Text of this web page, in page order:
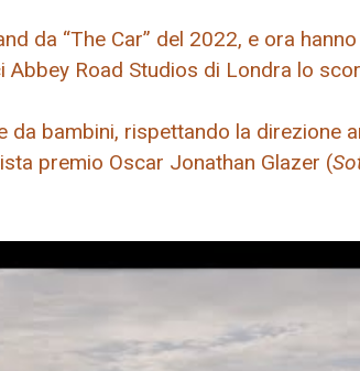
da “The Car” del 2022, e ora
Abbey Road Studios di Londra lo
bambini, rispettando la direzione
premio Oscar Jonathan Glazer (